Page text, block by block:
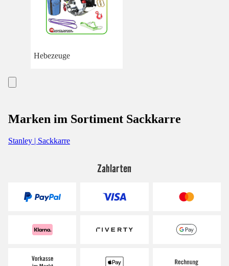
Hebezeuge
Marken im Sortiment Sackkarre
Stanley | Sackkarre
Zahlarten